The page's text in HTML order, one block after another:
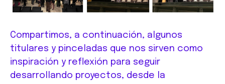
Compartimos, a continuación, algunos
titulares y pinceladas que nos sirven como
inspiración y reflexión para seguir
desarrollando proyectos, desde la